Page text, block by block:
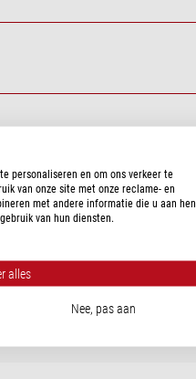
personaliseren en om ons verkeer te
van onze site met onze reclame- en
met andere informatie die u aan hen
van hun diensten.
alles
Nee, pas aan